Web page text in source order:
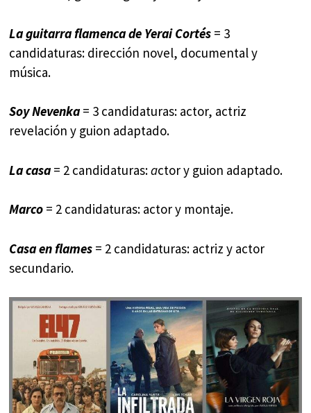
La guitarra flamenca de Yerai Cortés = 3
candidaturas: dirección novel, documental y
música.
Soy Nevenka= 3 candidaturas: actor, actriz
revelación y guion adaptado.
La casa= 2 candidaturas:actor y guion adaptado.
Marco = 2 candidaturas: actor y montaje.
Casa en flames = 2 candidaturas: actriz y actor
secundario.